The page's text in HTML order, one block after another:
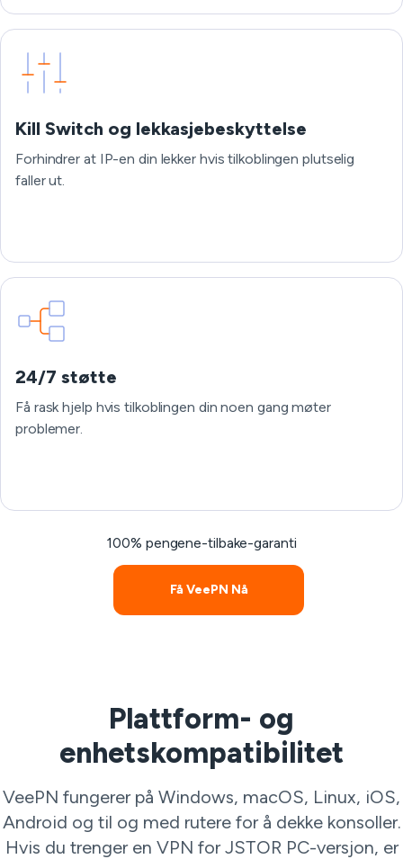
Kill Switch og lekkasjebeskyttelse
Forhindrer at IP-en din lekker hvis tilkoblingen plutselig
faller ut.
24/7 støtte
Få rask hjelp hvis tilkoblingen din noen gang møter
problemer.
100% pengene-tilbake-garanti
Få VeePN Nå
Plattform- og
enhetskompatibilitet
VeePN fungerer på Windows, macOS, Linux, iOS,
Android og til og med rutere for å dekke konsoller.
Hvis du trenger en VPN for JSTOR PC-versjon, er